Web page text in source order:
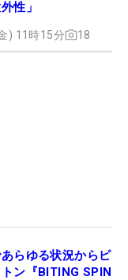
性」
) 11時15分 18
らゆる状況からピ
ン『BITING SPIN